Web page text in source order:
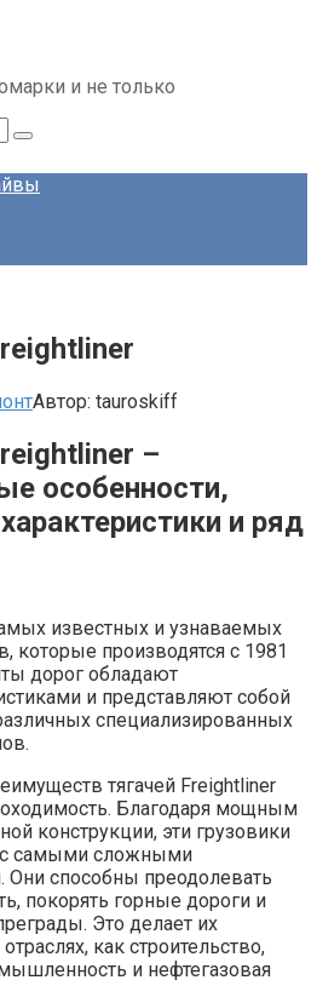
и не только
Автор: tauroskiff
–
особенности,
и ряд
известных и узнаваемых
которые производятся с 1981
дорог обладают
и представляют собой
специализированных
тягачей Freightliner
Благодаря мощным
конструкции, эти грузовики
с самыми сложными
способны преодолевать
покорять горные дороги и
Это делает их
как строительство,
и нефтегазовая